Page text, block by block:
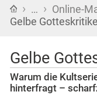
Startseite
› … › Online-
Gelbe
Gelbe
Warum die
hinterfragt –